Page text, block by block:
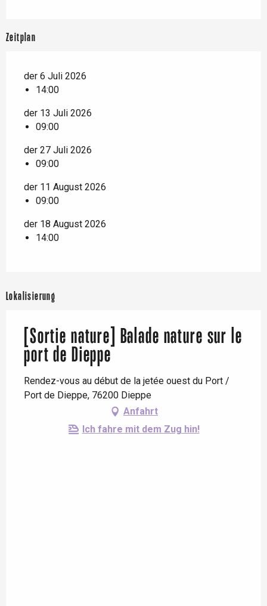
Zeitplan
der 6 Juli 2026
14:00
der 13 Juli 2026
09:00
der 27 Juli 2026
09:00
der 11 August 2026
09:00
der 18 August 2026
14:00
Lokalisierung
[Sortie nature] Balade nature sur le
port de Dieppe
Rendez-vous au début de la jetée ouest du Port /
Port de Dieppe, 76200 Dieppe
Anfahrt
Ich fahre mit dem Zug hin!